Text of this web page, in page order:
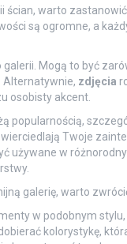
ścian, warto
są ogromne, a
Mogą to być
Alternatywnie, zdjęcia
osobisty akcent.
popularnością,
Twoje
używane w
galerię, warto
w podobnym
kolorystykę,